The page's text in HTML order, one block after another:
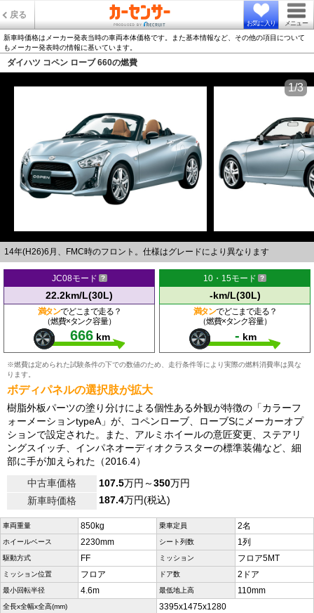
戻る
お気に入り メニュー
新車時価格はメーカー発表当時の車両本体価格です。また基本情報など、その他の項目について
もメーカー発表時の情報に基いています。
ダイハツ コペン ローブ 660の燃費
14年(H26)6月、FMC時のフロント。仕様はグレードにより異なります
1/3
JC08モード
22.2km/L(30L)
満タンでどこまで走る？
（燃費×タンク容量）
666 km
10・15モード
-km/L(30L)
満タンでどこまで走る？
（燃費×タンク容量）
- km
※燃費は定められた試験条件の下での数値のため、走行条件等により実際の燃料消費率は異な
ります。
ボディパネルの選択肢が拡大
樹脂外板パーツの塗り分けによる個性ある外観が特徴の「カラーフ
ォーメーションtypeA」が、コペンローブ、ローブSにメーカーオプ
ションで設定された。また、アルミホイールの意匠変更、ステアリ
ングスイッチ、インパネオーディオクラスターの標準装備など、細
部に手が加えられた（2016.4）
中古車価格
107.5万円～350万円
新車時価格
187.4万円(税込)
車両重量 850kg 乗車定員 2名
ホイールベース 2230mm シート列数 1列
駆動方式 FF ミッション フロア5MT
ミッション位置 フロア ドア数 2ドア
最小回転半径 4.6m 最低地上高 110mm
全長x全幅x全高(mm) 3395x1475x1280